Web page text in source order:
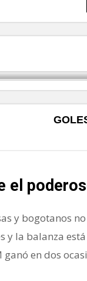
el
y bogotanos
la balanza
en dos